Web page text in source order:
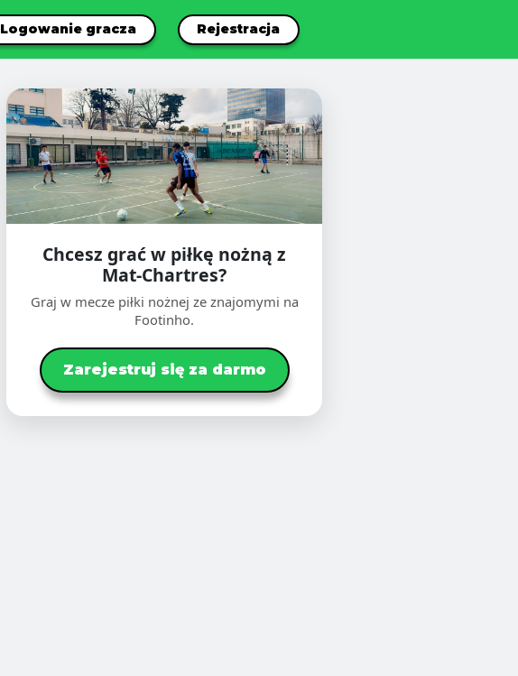
Logowanie gracza Rejestracja
Chcesz grać w piłkę nożną z
Mat-Chartres?
Graj w mecze piłki nożnej ze znajomymi na
Footinho.
Zarejestruj się za darmo